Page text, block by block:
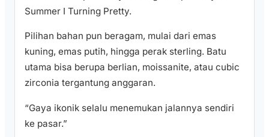
Summer I Turning Pretty.
Pilihan bahan pun beragam, mulai dari emas
kuning, emas putih, hingga perak sterling. Batu
utama bisa berupa berlian, moissanite, atau cubic
zirconia tergantung anggaran.
“Gaya ikonik selalu menemukan jalannya sendiri
ke pasar.”